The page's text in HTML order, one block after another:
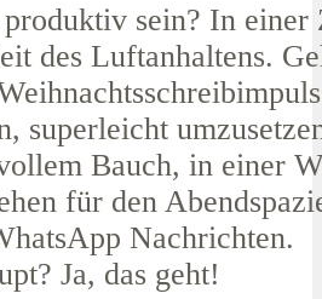
sein? In
des Luftanhaltens.
superleicht
Bauch, in einer
für den
Nachrichten.
Ja, das geht!